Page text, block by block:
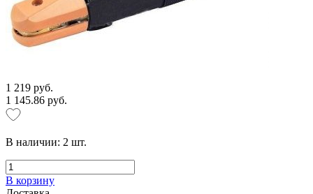
1 219 руб.
1 145.86 руб.
В наличии: 2 шт.
В корзину